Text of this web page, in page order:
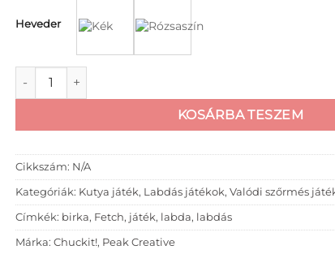
Heveder
Birka szőrös játék Chuckit! labdával mennyiség
KOSÁRBA TESZEM
Cikkszám: N/A
Kategóriák: Kutya játék, Labdás játékok, Valódi szőrmés
Címkék: birka, Fetch, játék, labda, labdás
Márka: Chuckit!, Peak Creative